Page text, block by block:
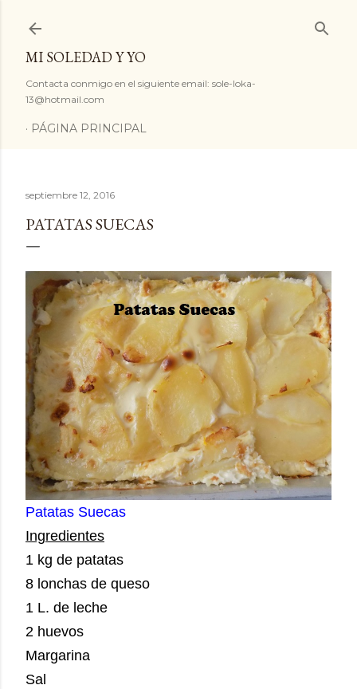
MI SOLEDAD Y YO
Contacta conmigo en el siguiente email: sole-loka-
13@hotmail.com
PÁGINA PRINCIPAL
septiembre 12, 2016
PATATAS SUECAS
Patatas Suecas
Ingredientes
1 kg de patatas
8 lonchas de queso
1 L. de leche
2 huevos
Margarina
Sal